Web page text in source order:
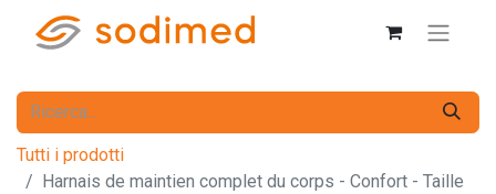
Tutti i prodotti
Harnais de maintien complet du corps - Confort - Taille